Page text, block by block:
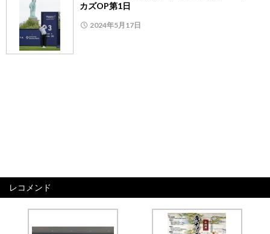
カズOP第1日
2024年5月17日
レコメンド